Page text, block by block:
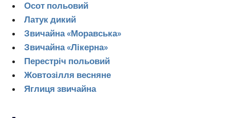
Осот польовий
Латук дикий
Звичайна «Моравська»
Звичайна «Лікерна»
Перестріч польовий
Жовтозілля весняне
Яглиця звичайна